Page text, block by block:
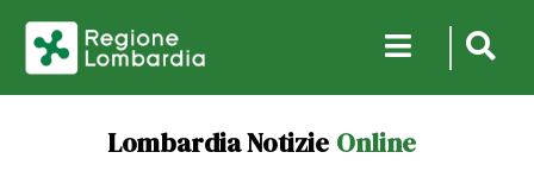
Lombardia Notizie Online